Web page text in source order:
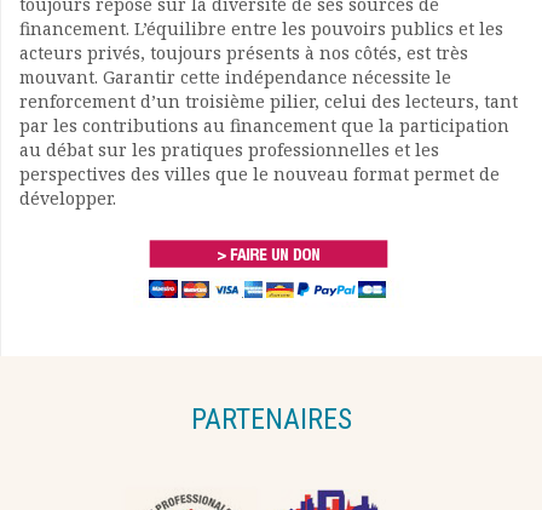
financement. L’équilibre entre les pouvoirs publics et les
acteurs privés, toujours présents à nos côtés, est très
mouvant. Garantir cette indépendance nécessite le
renforcement d’un troisième pilier, celui des lecteurs, tant
par les contributions au financement que la participation
au débat sur les pratiques professionnelles et les
perspectives des villes que le nouveau format permet de
développer.
PARTENAIRES